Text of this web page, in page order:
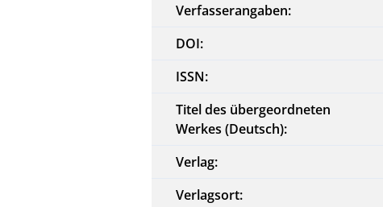
Verfasserangaben:
DOI:
ISSN:
Titel des übergeordneten
Werkes (Deutsch):
Verlag:
Verlagsort: